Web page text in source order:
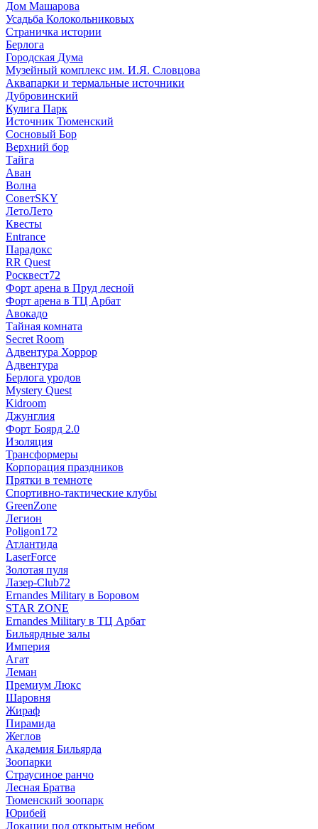
Дом Машарова
Усадьба Колокольниковых
Страничка истории
Берлога
Городская Дума
Музейный комплекс им. И.Я. Словцова
Аквапарки и термальные источники
Дубровинский
Кулига Парк
Источник Тюменский
Сосновый Бор
Верхний бор
Тайга
Аван
Волна
СоветSKY
ЛетоЛето
Квесты
Entrance
Парадокс
RR Quest
Росквест72
Форт арена в Пруд лесной
Форт арена в ТЦ Арбат
Авокадо
Тайная комната
Secret Room
Адвентура Хоррор
Адвентура
Берлога уродов
Mystery Quest
Kidroom
Джунглия
Форт Боярд 2.0
Изоляция
Трансформеры
Корпорация праздников
Прятки в темноте
Спортивно-тактические клубы
GreenZone
Легион
Poligon172
Атлантида
LaserForce
Золотая пуля
Лазер-Club72
Ernandes Military в Боровом
STAR ZONE
Ernandes Military в ТЦ Арбат
Бильярдные залы
Империя
Агат
Леман
Премиум Люкс
Шаровня
Жираф
Пирамида
Жеглов
Академия Бильярда
Зоопарки
Страусиное ранчо
Лесная Братва
Тюменский зоопарк
Юрибей
Локации под открытым небом